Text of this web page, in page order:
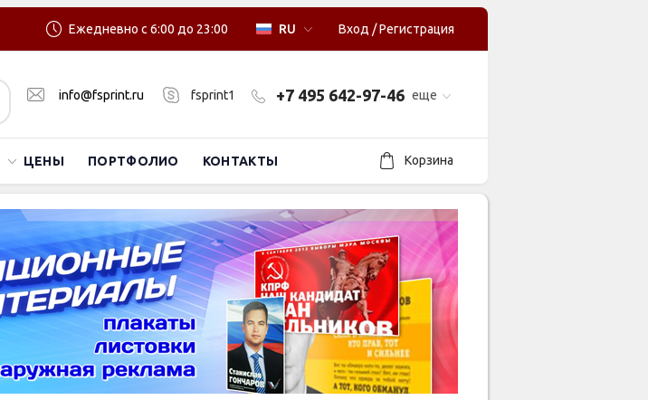
Вход /Регистрация
RU
Ежедневно с 6:00 до 23:00
info@fsprint.ru fsprint1 еще
+7 495 642-97-46
ЦЕНЫ ПОРТФОЛИО КОНТАКТЫ Корзина